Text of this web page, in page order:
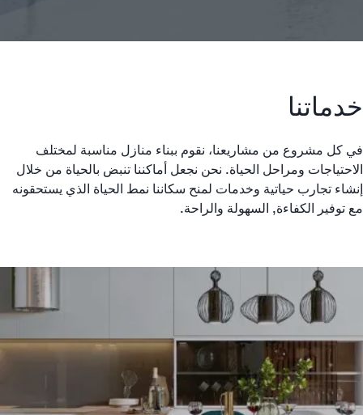
خدماتنا
في كل مشروع من مشاريعنا، نقوم ببناء منازل مناسبة لمختلف
الاحتياجات ومراحل الحياة. نحن نجعل أماكننا تنبض بالحياة من خلال
إنشاء تجارب حياتية وخدمات لمنح سكاننا نمط الحياة الذي يستحقونه
مع توفير الكفاءة, السهولة والراحة.